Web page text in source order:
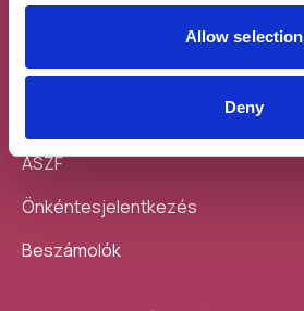
Allow selection
Deny
ÁSZF
Önkéntesjelentkezés
Beszámolók